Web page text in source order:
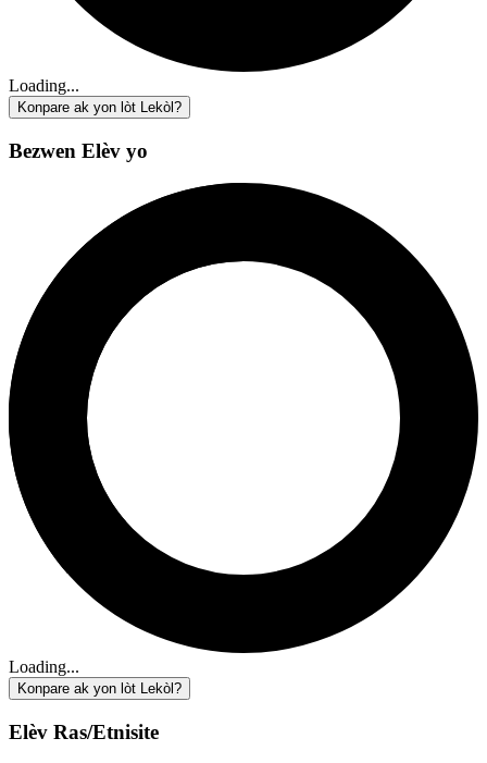
Loading...
Konpare ak yon lòt Lekòl?
Bezwen Elèv yo
Loading...
Konpare ak yon lòt Lekòl?
Elèv Ras/Etnisite